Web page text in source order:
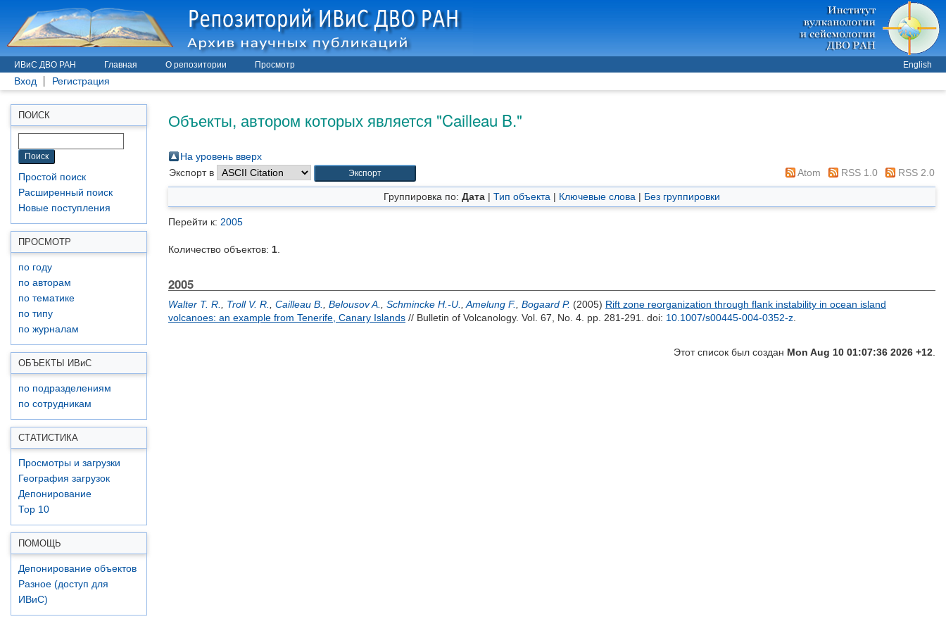
ИВиС ДВО РАН Главная О репозитории Просмотр English
Вход Регистрация
ПОИСК
Простой поиск
Расширенный поиск
Новые поступления
ПРОСМОТР
по году
по авторам
по тематике
по типу
по журналам
ОБЪЕКТЫ ИВиС
по подразделениям
по сотрудникам
СТАТИСТИКА
Просмотры и загрузки
География загрузок
Депонирование
Top 10
ПОМОЩЬ
Депонирование объектов
Разное (доступ для
ИВиС)
Объекты, автором которых является "Cailleau B."
На уровень вверх
Экспорт в
Atom RSS 1.0 RSS 2.0
Группировка по: Дата | Тип объекта | Ключевые слова | Без группировки
Перейти к: 2005
Количество объектов: 1
2005
Walter T. R. Troll V. R. Cailleau B. Belousov A. Schmincke H.-U. Amelung F. Bogaard P. (2005) Rift zone reorganization through flank instability in ocean island
volcanoes: an example from Tenerife, Canary Islands // Bulletin of Volcanology. Vol. 67, No. 4. pp. 281-291. doi: 10.1007/s00445-004-0352-z
Этот список был создан Mon Aug 10 01:07:36 2026 +12